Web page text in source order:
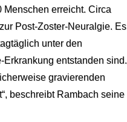
Menschen erreicht. Circa
Post-Zoster-Neuralgie. Es
unter den
entstanden sind.
gravierenden
beschreibt Rambach seine